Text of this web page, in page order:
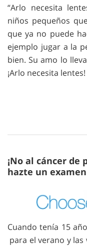
“Arlo necesita
niños pequeños
que ya no puede
ejemplo jugar a la
bien. Su amo lo
¡Arlo necesita
¡No al cáncer
hazte un
Cuando tenía 15
para el verano y